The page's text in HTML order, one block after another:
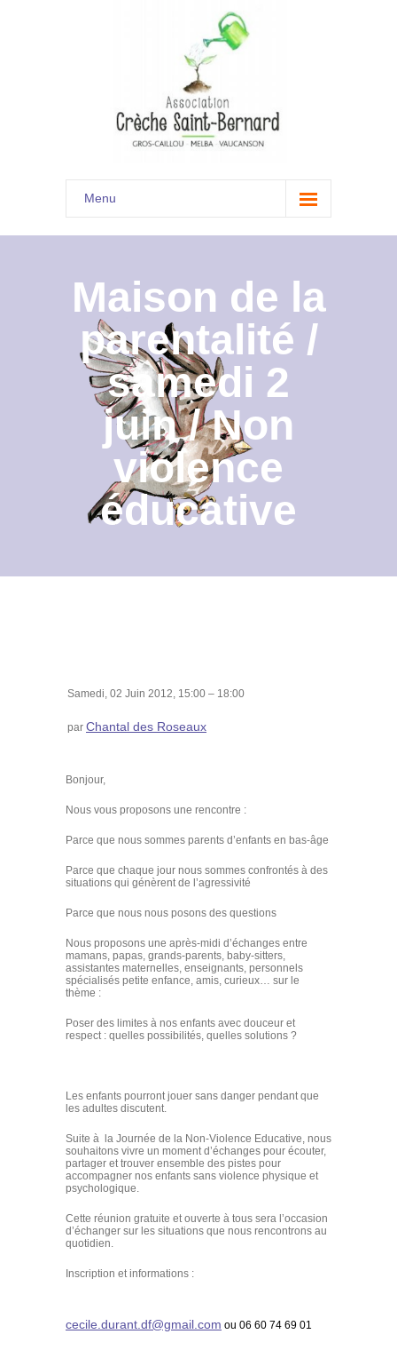
Menu
Accueil
Présentation
Documents
Les menus à venir
Contact
Archives du blog
Recrutement
Maison de la
parentalité /
samedi 2
juin / Non
violence
éducative
Samedi, 02 Juin 2012, 15:00 – 18:00
par Chantal des Roseaux
Bonjour,
Nous vous proposons une rencontre :
Parce que nous sommes parents d’enfants en bas-âge
Parce que chaque jour nous sommes confrontés à des
situations qui génèrent de l’agressivité
Parce que nous nous posons des questions
Nous proposons une après-midi d’échanges entre
mamans, papas, grands-parents, baby-sitters,
assistantes maternelles, enseignants, personnels
spécialisés petite enfance, amis, curieux… sur le
thème :
Poser des limites à nos enfants avec douceur et
respect : quelles possibilités, quelles solutions ?
Les enfants pourront jouer sans danger pendant que
les adultes discutent.
Suite à la Journée de la Non-Violence Educative, nous
souhaitons vivre un moment d’échanges pour écouter,
partager et trouver ensemble des pistes pour
accompagner nos enfants sans violence physique et
psychologique.
Cette réunion gratuite et ouverte à tous sera l’occasion
d’échanger sur les situations que nous rencontrons au
quotidien.
Inscription et informations :
cecile.durant.df@gmail.com ou 06 60 74 69 01